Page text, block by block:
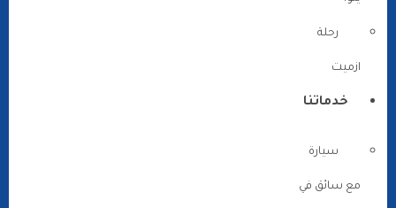
رحلة
ازميت
خدماتنا
سيارة
مع سائق في